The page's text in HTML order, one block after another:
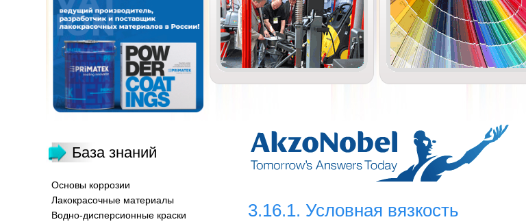
База знаний
Основы коррозии
Лакокрасочные материалы
Водно-дисперсионные краски
3.16.1. Условная вязкость